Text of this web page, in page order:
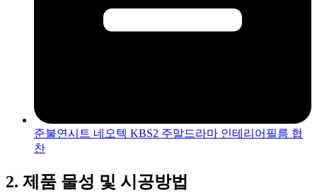
준불연시트 네오텍 KBS2 주말드라마 인테리어필름 협
찬
2. 제품 물성 및 시공방법